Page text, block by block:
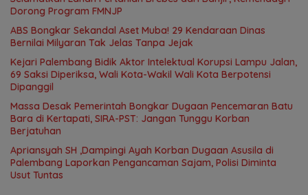
Dorong Program FMNJP
ABS Bongkar Sekandal Aset Muba! 29 Kendaraan Dinas
Bernilai Milyaran Tak Jelas Tanpa Jejak
Kejari Palembang Bidik Aktor Intelektual Korupsi Lampu Jalan,
69 Saksi Diperiksa, Wali Kota-Wakil Wali Kota Berpotensi
Dipanggil
Massa Desak Pemerintah Bongkar Dugaan Pencemaran Batu
Bara di Kertapati, SIRA-PST: Jangan Tunggu Korban
Berjatuhan
Apriansyah SH ,Dampingi Ayah Korban Dugaan Asusila di
Palembang Laporkan Pengancaman Sajam, Polisi Diminta
Usut Tuntas